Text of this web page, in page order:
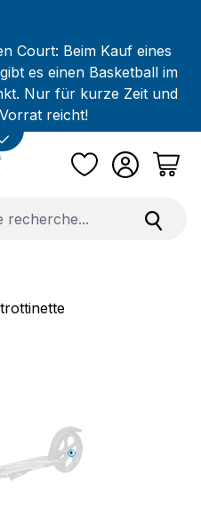
Court: Beim Kauf eines
es einen Basketball im
Nur für kurze Zeit und
reicht!